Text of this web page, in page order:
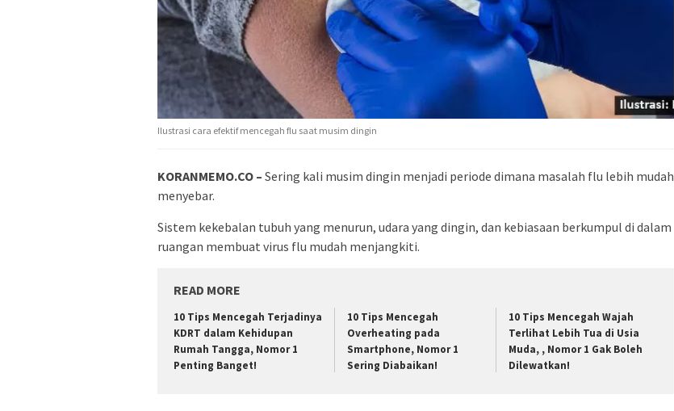
Ilustrasi cara efektif mencegah flu saat musim dingin
KORANMEMO.CO – Sering kali musim dingin menjadi periode dimana masalah flu lebih mudah
menyebar.
Sistem kekebalan tubuh yang menurun, udara yang dingin, dan kebiasaan berkumpul di dalam
ruangan membuat virus flu mudah menjangkiti.
READ MORE
10 Tips Mencegah Terjadinya
KDRT dalam Kehidupan
Rumah Tangga, Nomor 1
Penting Banget!
10 Tips Mencegah
Overheating pada
Smartphone, Nomor 1
Sering Diabaikan!
10 Tips Mencegah Wajah
Terlihat Lebih Tua di Usia
Muda, , Nomor 1 Gak Boleh
Dilewatkan!